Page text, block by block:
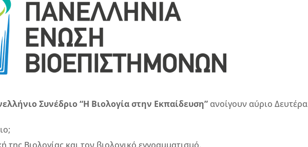
Συνέδριο “Η Βιολογία στην Εκπαίδευση” ανοίγουν αύριο Δευτέρα